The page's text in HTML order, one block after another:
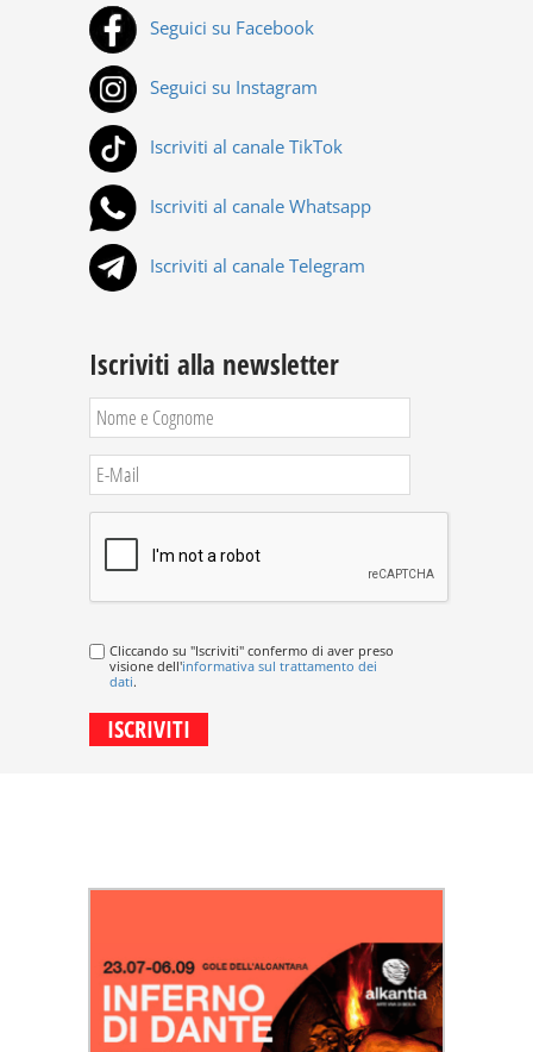
Seguici su Facebook
Seguici su Instagram
Iscriviti al canale TikTok
Iscriviti al canale Whatsapp
Iscriviti al canale Telegram
Iscriviti alla newsletter
Cliccando su "Iscriviti" confermo di aver preso
visione dell'informativa sul trattamento dei
dati.